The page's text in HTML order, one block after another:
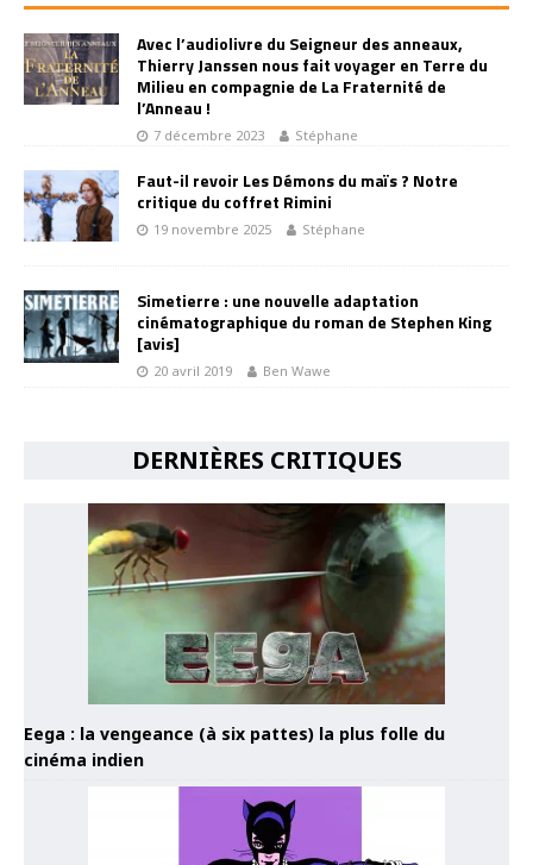
Avec l’audiolivre du Seigneur des anneaux,
Thierry Janssen nous fait voyager en Terre du
Milieu en compagnie de La Fraternité de
l’Anneau !
7 décembre 2023 Stéphane
Faut-il revoir Les Démons du maïs ? Notre
critique du coffret Rimini
19 novembre 2025 Stéphane
Simetierre : une nouvelle adaptation
cinématographique du roman de Stephen King
[avis]
20 avril 2019 Ben Wawe
DERNIÈRES CRITIQUES
Eega : la vengeance (à six pattes) la plus folle du
cinéma indien